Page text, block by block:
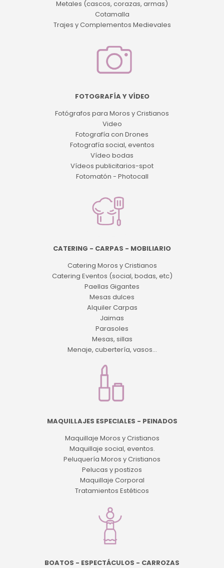
Metales (cascos, corazas, armas)
Cotamalla
Trajes y Complementos Medievales
FOTOGRAFÍA Y VÍDEO
Fotógrafos para Moros y Cristianos
Video
Fotografía con Drones
Fotografía social, eventos
Vídeo bodas
Vídeos publicitarios-spot
Fotomatón - Photocall
CATERING - CARPAS - MOBILIARIO
Catering Moros y Cristianos
Catering Eventos (social, bodas, etc)
Paellas Gigantes
Mesas dulces
Alquiler Carpas
Jaimas
Parasoles
Mesas, sillas
Menaje, cubertería, vasos...
MAQUILLAJES ESPECIALES - PEINADOS
Maquillaje Moros y Cristianos
Maquillaje social, eventos.
Peluquería Moros y Cristianos
Pelucas y postizos
Maquillaje Corporal
Tratamientos Estéticos
BOATOS - ESPECTÁCULOS - CARROZAS